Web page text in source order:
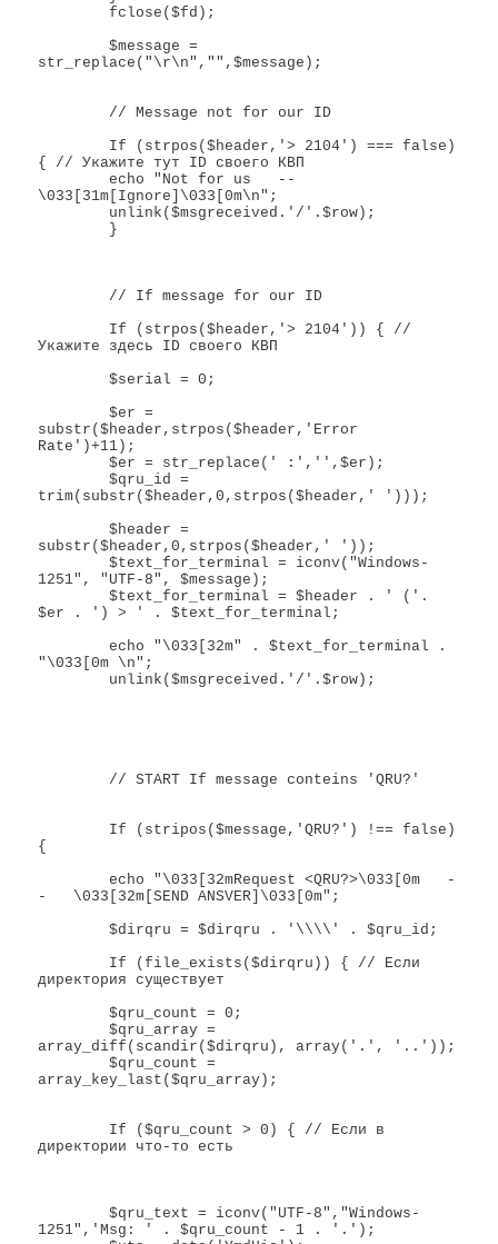
	$message =
str_replace("\r\n","",$message);
{ // Укажите тут ID своего КВП
	echo "Not for us   --
\033[31m[Ignore]\033[0m\n";
Укажите здесь ID своего КВП
	$serial = 0;
	$er =
substr($header,strpos($header,'Error
Rate')+11);
	$er = str_replace(' :','',$er);
	$qru_id =
trim(substr($header,0,strpos($header,' ')));
	$header =
substr($header,0,strpos($header,' '));
	$text_for_terminal = iconv("Windows-
1251", "UTF-8", $message);
	$text_for_terminal = $header . ' ('.
$er . ') > ' . $text_for_terminal;
	echo "\033[32m" . $text_for_terminal .
"\033[0m \n";
{
	echo "\033[32mRequest <QRU?>\033[0m   -
-   \033[32m[SEND ANSVER]\033[0m";
	$dirqru = $dirqru . '\\\\' . $qru_id;
директория существует
	$qru_count = 0;
	$qru_array =
array_diff(scandir($dirqru), array('.', '..'));
	$qru_count =
array_key_last($qru_array);
директории что-то есть
	$qru_text = iconv("UTF-8","Windows-
1251",'Msg: ' . $qru_count - 1 . '.');